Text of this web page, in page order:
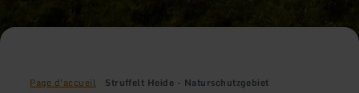
Page d'accueil Struffelt Heide - Naturschutzgebiet